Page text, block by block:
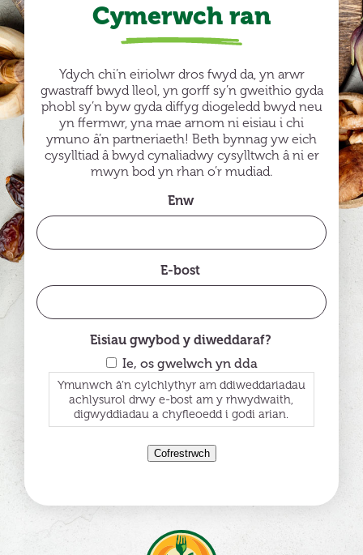
Cymerwch ran
Ydych chi’n eiriolwr dros fwyd da, yn arwr
gwastraff bwyd lleol, yn gorff sy’n gweithio gyda
phobl sy’n byw gyda diffyg diogeledd bwyd neu
yn ffermwr, yna mae arnom ni eisiau i chi
ymuno â’n partneriaeth! Beth bynnag yw eich
cysylltiad â bwyd cynaliadwy cysylltwch â ni er
mwyn bod yn rhan o’r mudiad.
Enw
E-bost
Eisiau gwybod y diweddaraf?
Ie, os gwelwch yn dda
Ymunwch â’n cylchlythyr am ddiweddariadau
achlysurol drwy e-bost am y rhwydwaith,
digwyddiadau a chyfleoedd i godi arian.
Cofrestrwch